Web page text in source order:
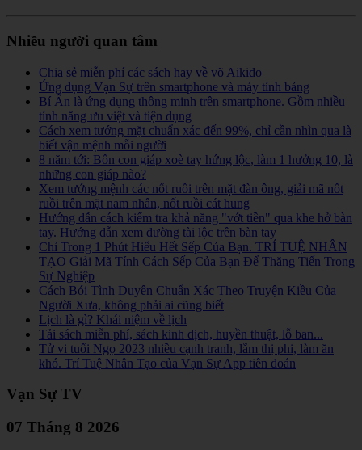
Nhiều người quan tâm
Chia sẻ miễn phí các sách hay về võ Aikido
Ứng dụng Vạn Sự trên smartphone và máy tính bảng
Bí Ẩn là ứng dụng thông minh trên smartphone. Gồm nhiều
tính năng ưu việt và tiện dụng
Cách xem tướng mặt chuẩn xác đến 99%, chỉ cần nhìn qua là
biết vận mệnh mỗi người
8 năm tới: Bốn con giáp xoè tay hứng lộc, làm 1 hưởng 10, là
những con giáp nào?
Xem tướng mệnh các nốt ruồi trên mặt đàn ông, giải mã nốt
ruồi trên mặt nam nhân, nốt ruồi cát hung
Hướng dẫn cách kiểm tra khả năng "vớt tiền" qua khe hở bàn
tay. Hướng dẫn xem đường tài lộc trên bàn tay
Chỉ Trong 1 Phút Hiểu Hết Sếp Của Bạn. TRÍ TUỆ NHÂN
TẠO Giải Mã Tính Cách Sếp Của Bạn Để Thăng Tiến Trong
Sự Nghiệp
Cách Bói Tình Duyên Chuẩn Xác Theo Truyện Kiều Của
Người Xưa, không phải ai cũng biết
Lịch là gì? Khái niệm về lịch
Tải sách miễn phí, sách kinh dịch, huyền thuật, lỗ ban...
Tử vi tuổi Ngọ 2023 nhiều cạnh tranh, lắm thị phi, làm ăn
khó. Trí Tuệ Nhân Tạo của Vạn Sự App tiên đoán
Vạn Sự TV
07 Tháng 8 2026